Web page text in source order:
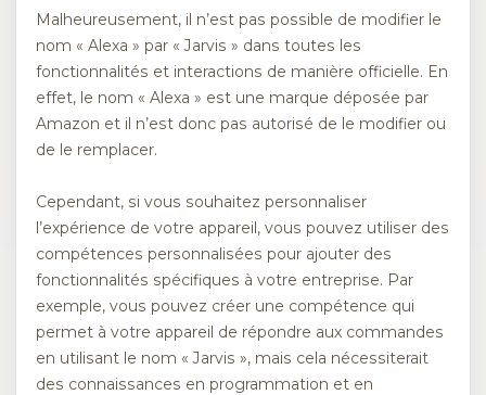
Malheureusement, il n’est pas possible de modifier le
nom « Alexa » par « Jarvis » dans toutes les
fonctionnalités et interactions de manière officielle. En
effet, le nom « Alexa » est une marque déposée par
Amazon et il n’est donc pas autorisé de le modifier ou
de le remplacer.
Cependant, si vous souhaitez personnaliser
l’expérience de votre appareil, vous pouvez utiliser des
compétences personnalisées pour ajouter des
fonctionnalités spécifiques à votre entreprise. Par
exemple, vous pouvez créer une compétence qui
permet à votre appareil de répondre aux commandes
en utilisant le nom « Jarvis », mais cela nécessiterait
des connaissances en programmation et en